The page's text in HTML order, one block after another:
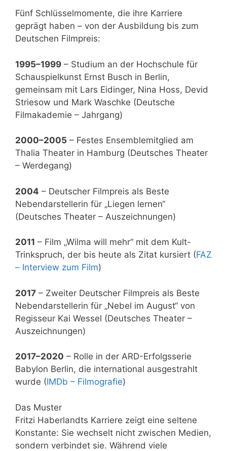
Fünf Schlüsselmomente, die ihre Karriere
geprägt haben – von der Ausbildung bis zum
Deutschen Filmpreis:
1995–1999 – Studium an der Hochschule für
Schauspielkunst Ernst Busch in Berlin,
gemeinsam mit Lars Eidinger, Nina Hoss, Devid
Striesow und Mark Waschke (Deutsche
Filmakademie – Jahrgang)
2000–2005 – Festes Ensemblemitglied am
Thalia Theater in Hamburg (Deutsches Theater
– Werdegang)
2004 – Deutscher Filmpreis als Beste
Nebendarstellerin für „Liegen lernen“
(Deutsches Theater – Auszeichnungen)
2011 – Film „Wilma will mehr“ mit dem Kult-
Trinkspruch, der bis heute als Zitat kursiert (FAZ
– Interview zum Film)
2017 – Zweiter Deutscher Filmpreis als Beste
Nebendarstellerin für „Nebel im August“ von
Regisseur Kai Wessel (Deutsches Theater –
Auszeichnungen)
2017–2020 – Rolle in der ARD-Erfolgsserie
Babylon Berlin, die international ausgestrahlt
wurde (IMDb – Filmografie)
Das Muster
Fritzi Haberlandts Karriere zeigt eine seltene
Konstante: Sie wechselt nicht zwischen Medien,
sondern verbindet sie. Während viele